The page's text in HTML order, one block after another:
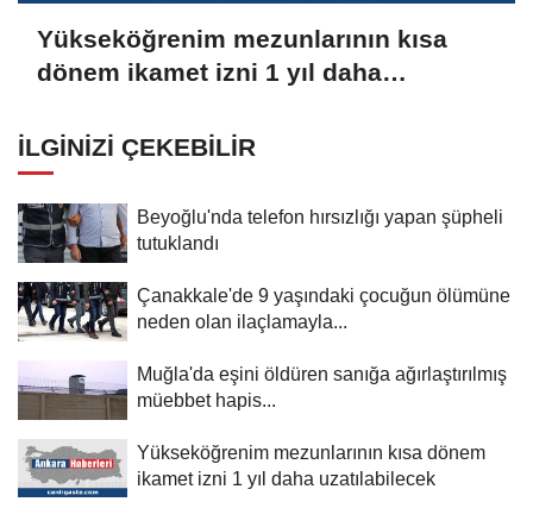
Yükseköğrenim mezunlarının kısa
dönem ikamet izni 1 yıl daha
İLGINIZI ÇEKEBILIR
Beyoğlu'nda telefon hırsızlığı yapan şüpheli
tutuklandı
Çanakkale'de 9 yaşındaki çocuğun ölümüne
neden olan ilaçlamayla...
Muğla'da eşini öldüren sanığa ağırlaştırılmış
müebbet hapis...
Yükseköğrenim mezunlarının kısa dönem
ikamet izni 1 yıl daha uzatılabilecek